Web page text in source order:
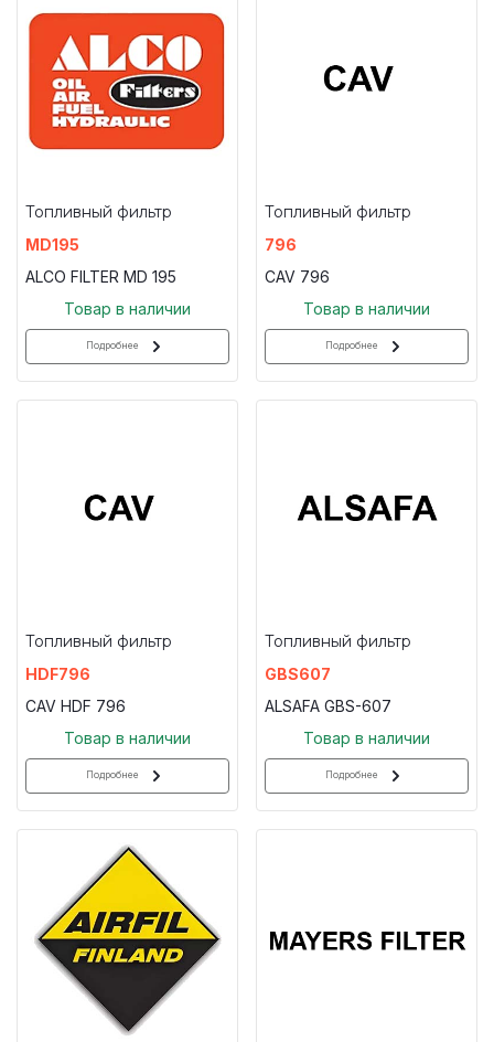
Топливный фильтр
MD195
ALCO FILTER MD 195
Товар в наличии
Подробнее
Топливный фильтр
796
CAV 796
Товар в наличии
Подробнее
Топливный фильтр
HDF796
CAV HDF 796
Товар в наличии
Подробнее
Топливный фильтр
GBS607
ALSAFA GBS-607
Товар в наличии
Подробнее